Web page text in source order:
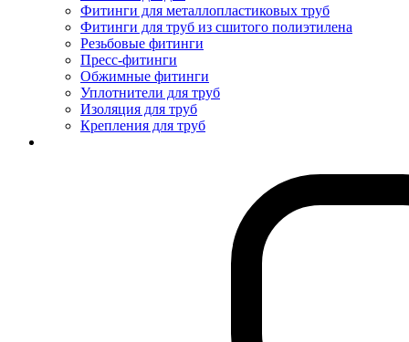
Фитинги для металлопластиковых труб
Фитинги для труб из сшитого полиэтилена
Резьбовые фитинги
Пресс-фитинги
Обжимные фитинги
Уплотнители для труб
Изоляция для труб
Крепления для труб